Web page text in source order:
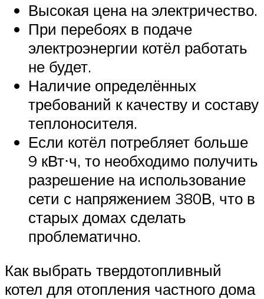
Высокая цена на электричество.
При перебоях в подаче
электроэнергии котёл работать
не будет.
Наличие определённых
требований к качеству и составу
теплоносителя.
Если котёл потребляет больше
9 кВт⋅ч, то необходимо получить
разрешение на использование
сети с напряжением 380В, что в
старых домах сделать
проблематично.
Как выбрать твердотопливный
котел для отопления частного дома